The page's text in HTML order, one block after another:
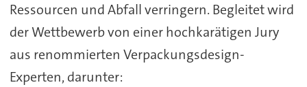
Ressourcen und Abfall verringern. Begleitet wird
der Wettbewerb von einer hochkarätigen Jury
aus renommierten Verpackungsdesign-
Experten, darunter: